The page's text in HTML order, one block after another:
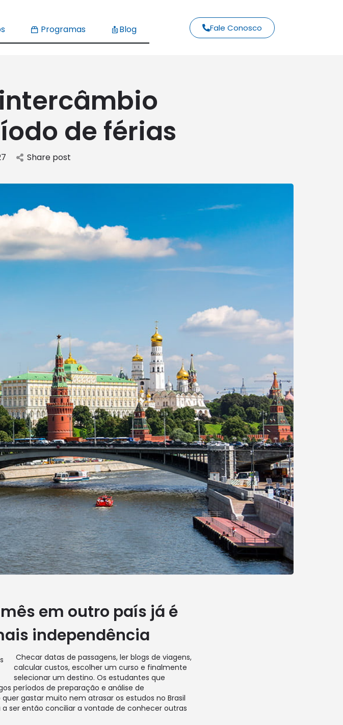
Programas Blog Fale Conosco
de férias
Share post
em outro país já é
independência
Checar datas de passagens, ler blogs de viagens,
calcular custos, escolher um curso e finalmente
selecionar um destino. Os estudantes que
períodos de preparação e análise de
gastar muito nem atrasar os estudos no Brasil
ser então conciliar a vontade de conhecer outras